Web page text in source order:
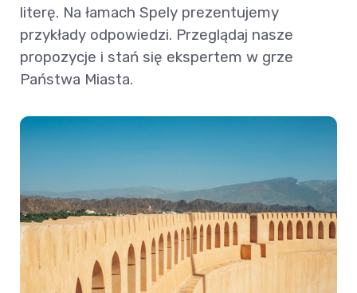
literę. Na łamach Spely prezentujemy
przykłady odpowiedzi. Przeglądaj nasze
propozycje i stań się ekspertem w grze
Państwa Miasta.